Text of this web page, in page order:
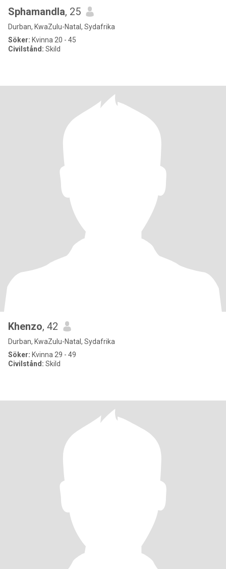
Sphamandla, 25
Durban, KwaZulu-Natal, Sydafrika
Söker: Kvinna 20 - 45
Civilstånd: Skild
Khenzo, 42
Durban, KwaZulu-Natal, Sydafrika
Söker: Kvinna 29 - 49
Civilstånd: Skild